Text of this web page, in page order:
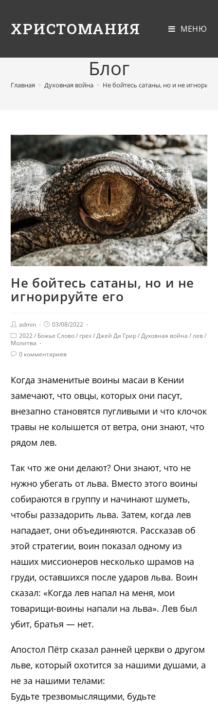
ХРИСТОМАНИЯ МЕНЮ
Блог
Главная > Духовная война > Не бойтесь сатаны, но и не
Не бойтесь сатаны, но и не
игнорируйте его
admin
03/08/2022
2022 / Божье Слово / грех / Джей Ди Грир / Духовная война / лев /
Молитва
0 комментариев
Когда знаменитые воины масаи в Кении
замечают, что овцы, которых они пасут,
внезапно становятся пугливыми и что клочок
травы не колышется от ветра, они знают, что
рядом лев.
Так что же они делают? Они знают, что не
нужно убегать от льва. Вместо этого воины
собираются в группу и начинают шуметь,
чтобы раззадорить льва. Затем, когда лев
нападает, они объединяются. Рассказав об
этой стратегии, воин показал одному из
наших миссионеров несколько шрамов на
груди, оставшихся после ударов льва. Воин
сказал: «Когда лев напал на меня, мои
товарищи-воины напали на льва». Лев был
убит, братья — нет.
Апостол Пётр сказал ранней церкви о другом
льве, который охотится за нашими душами, а
не за нашими телами:
Будьте трезвомыслящими, будьте